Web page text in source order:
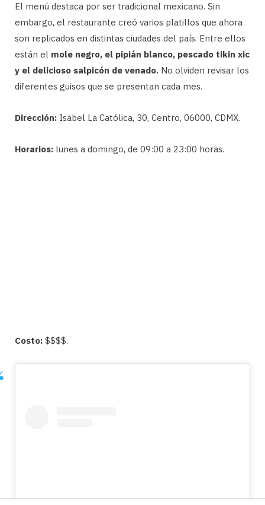
El menú destaca por ser tradicional mexicano. Sin
embargo, el restaurante creó varios platillos que ahora
son replicados en distintas ciudades del país. Entre ellos
están el mole negro, el pipián blanco, pescado tikin xic
y el delicioso salpicón de venado. No olviden revisar los
diferentes guisos que se presentan cada mes.
Dirección: Isabel La Católica, 30, Centro, 06000, CDMX.
Horarios: lunes a domingo, de 09:00 a 23:00 horas.
Costo: $$$$.